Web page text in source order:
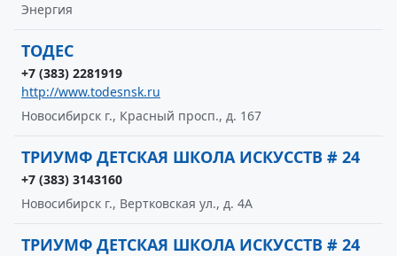
Энергия
ТОДЕС
+7 (383) 2281919
http://www.todesnsk.ru
Новосибирск г., Красный просп., д. 167
ТРИУМФ ДЕТСКАЯ ШКОЛА ИСКУССТВ # 24
+7 (383) 3143160
Новосибирск г., Вертковская ул., д. 4А
ТРИУМФ ДЕТСКАЯ ШКОЛА ИСКУССТВ # 24